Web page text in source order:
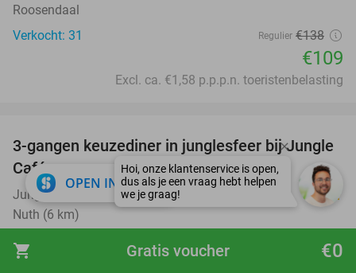
shopping_cart €0
Gratis voucher
Roosendaal
Verkocht: 31
Regulier €138
€109
Excl. ca. €1,58 p.p.p.n. toeristenbelasting
21%
3-gangen keuzediner in junglesfeer bij Jungle
Café
Jungle Café 9.2star
Nuth (6 km)
Verkocht: 1.333
€23
OPEN IN APP close